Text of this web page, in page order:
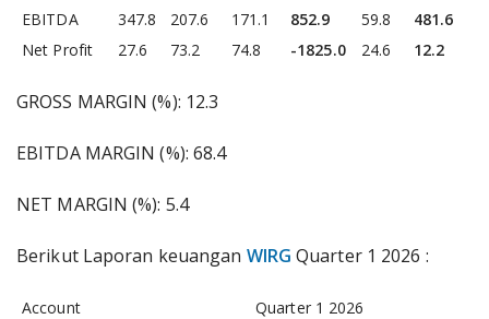
EBITDA
347.8 207.6 171.1 852.9 59.8
481.6
Net Profit
27.6 73.2 74.8 -1825.0 24.6 12.2
GROSS MARGIN (%): 12.3
EBITDA MARGIN (%): 68.4
NET MARGIN (%): 5.4
Berikut Laporan keuangan WIRG Quarter 1 2026 :
Account
Quarter 1 2026